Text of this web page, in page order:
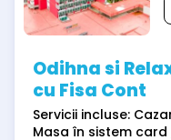
Odihna si
cu Fisa Cont
Servicii incluse:
Masa în sistem card